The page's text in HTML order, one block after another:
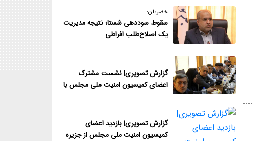
خضریان:
سقوط سوددهی شستا؛ نتیجه مدیر‌یت
یک اصلاح‌طلب افراطی
گزارش تصویری| نشست مشترک
اعضای کمیسیون امنیت ملی مجلس با
گزارش تصویری| بازدید اعضای
کمیسیون امنیت ملی مجلس از جزیره